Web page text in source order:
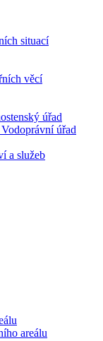
situací
věcí
úřad
úřad
a služeb
areálu